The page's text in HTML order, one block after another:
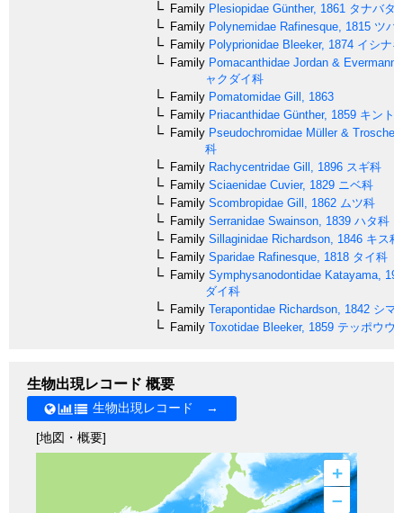
Family Plesiopidae Günther, 1861 タナバタ
Family Polynemidae Rafinesque, 1815 ツバ
Family Polyprionidae Bleeker, 1874 イシナ
Family Pomacanthidae Jordan & Evermann,
ャクダイ科
Family Pomatomidae Gill, 1863
Family Priacanthidae Günther, 1859 キント
Family Pseudochromidae Müller &
科
Family Rachycentridae Gill, 1896 スギ科
Family Sciaenidae Cuvier, 1829 ニベ科
Family Scombropidae Gill, 1862 ムツ科
Family Serranidae Swainson, 1839 ハタ科
Family Sillaginidae Richardson, 1846 キス科
Family Sparidae Rafinesque, 1818 タイ科
Family Symphysanodontidae Katayama,
ダイ科
Family Terapontidae Richardson, 1842 シマ
Family Toxotidae Bleeker, 1859 テッポウウ
生物出現レコード 概要
生物出現レコード →
[地図・概要]
+
–